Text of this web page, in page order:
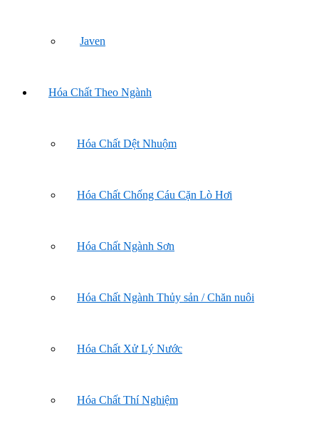
Javen
Hóa Chất Theo Ngành
Hóa Chất Dệt Nhuộm
Hóa Chất Chống Cáu Cặn Lò Hơi
Hóa Chất Ngành Sơn
Hóa Chất Ngành Thủy sản / Chăn nuôi
Hóa Chất Xử Lý Nước
Hóa Chất Thí Nghiệm